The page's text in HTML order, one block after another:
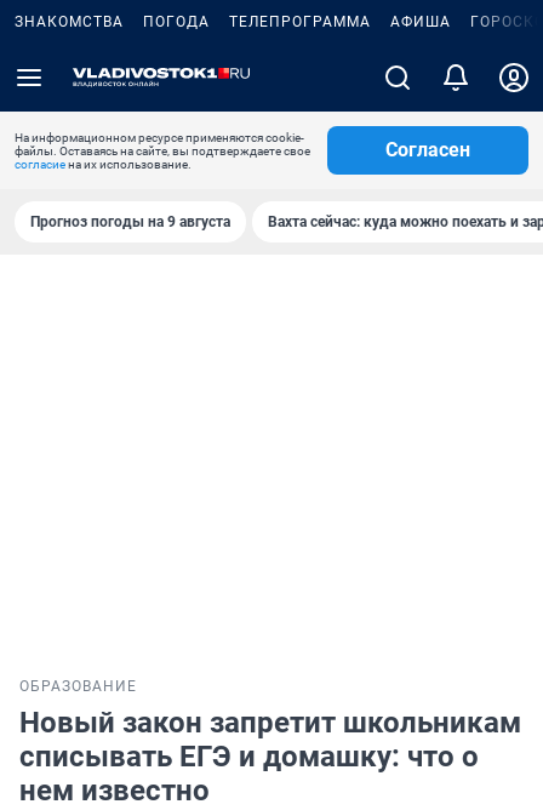
ЗНАКОМСТВА ПОГОДА ТЕЛЕПРОГРАММА АФИША
На информационном ресурсе применяются cookie-
файлы. Оставаясь на сайте, вы подтверждаете свое
согласиена их использование.
Согласен
Прогноз погоды на 9 августа Вахта сейчас: куда можно поехать и
ОБРАЗОВАНИЕ
Новый закон запретит школьникам
списывать ЕГЭ и домашку: что о
нем известно